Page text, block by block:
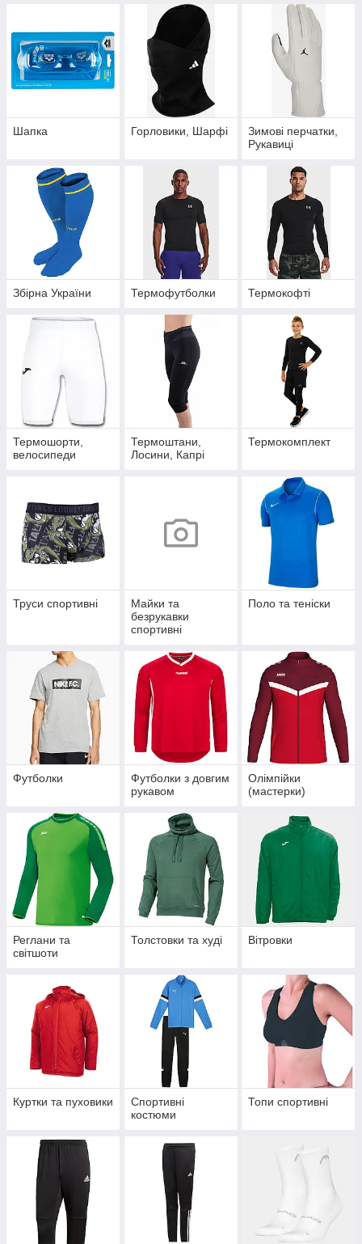
Шапка Горловики, Шарфі
Зимові перчатки,
Рукавиці
Збірна України Термофутболки Термокофті
Термошорти,
велосипеди
Термоштани,
Лосини, Капрі
Термокомплект
Труси спортивні
Майки та
безрукавки
спортивні
Поло та теніски
Футболки
Футболки з довгим
рукавом
Олімпійки
(мастерки)
Реглани та
світшоти
Толстовки та худі Вітровки
Куртки та пуховики
Спортивні
костюми
Топи спортивні